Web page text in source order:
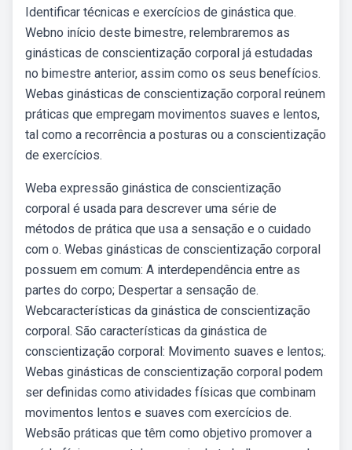
Identificar técnicas e exercícios de ginástica que.
Webno início deste bimestre, relembraremos as
ginásticas de conscientização corporal já estudadas
no bimestre anterior, assim como os seus benefícios.
Webas ginásticas de conscientização corporal reúnem
práticas que empregam movimentos suaves e lentos,
tal como a recorrência a posturas ou a conscientização
de exercícios.
Weba expressão ginástica de conscientização
corporal é usada para descrever uma série de
métodos de prática que usa a sensação e o cuidado
com o. Webas ginásticas de conscientização corporal
possuem em comum: A interdependência entre as
partes do corpo; Despertar a sensação de.
Webcaracterísticas da ginástica de conscientização
corporal. São características da ginástica de
conscientização corporal: Movimento suaves e lentos;.
Webas ginásticas de conscientização corporal podem
ser definidas como atividades físicas que combinam
movimentos lentos e suaves com exercícios de.
Websão práticas que têm como objetivo promover a